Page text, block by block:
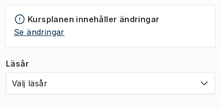
Kursplanen innehåller ändringar
Se ändringar
Läsår
Välj läsår